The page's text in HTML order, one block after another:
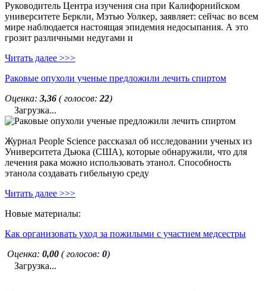
Руководитель Центра изучения сна при Калифорнийском
университете Беркли, Мэтью Уолкер, заявляет: сейчас во всем
мире наблюдается настоящая эпидемия недосыпания. А это
грозит различными недугами и
Читать далее >>>
Раковые опухоли ученые предложили лечить спиртом
Оценка: 3,36 ( голосов: 22)
Загрузка...
Журнал People Science рассказал об исследовании ученых из
Университета Дьюка (США), которые обнаружили, что для
лечения рака можно использовать этанол. Способность
этанола создавать гибельную среду
Читать далее >>>
Новые материалы:
Как организовать уход за пожилыми с участием медсестры
Оценка: 0,00 ( голосов: 0)
Загрузка...